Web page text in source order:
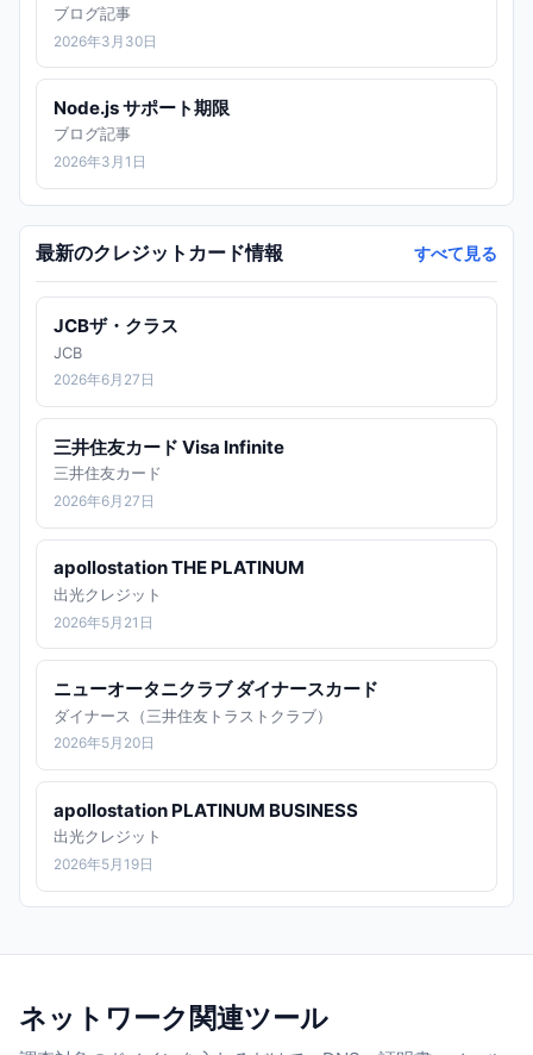
ブログ記事
2026年3月30日
Node.js サポート期限
ブログ記事
2026年3月1日
最新のクレジットカード情報 すべて見る
JCBザ・クラス
JCB
2026年6月27日
三井住友カード Visa Infinite
三井住友カード
2026年6月27日
apollostation THE PLATINUM
出光クレジット
2026年5月21日
ニューオータニクラブ ダイナースカード
ダイナース（三井住友トラストクラブ）
2026年5月20日
apollostation PLATINUM BUSINESS
出光クレジット
2026年5月19日
ネットワーク関連ツール